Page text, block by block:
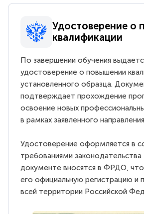
Удостоверение о
квалификации
По завершении обучения
удостоверение о повышении
установленного образца.
подтверждает прохождение
освоение новых
в рамках заявленного
Удостоверение оформляется в
требованиями
документе вносятся в ФРДО,
его официальную регистрацию и
всей территории Российской